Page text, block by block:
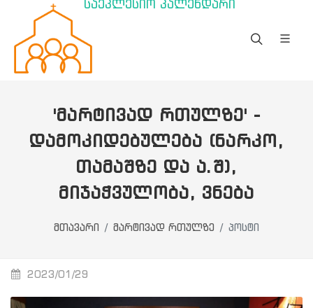
საეკლესიო კალენდარი
'ᲛᲐᲠᲢᲘᲕᲐᲓ ᲠᲗᲣᲚᲖᲔ' -
ᲓᲐᲛᲝᲙᲘᲓᲔᲑᲣᲚᲔᲑᲐ (ᲜᲐᲠᲙᲝ,
ᲗᲐᲛᲐᲨᲖᲔ ᲓᲐ Ა.Შ),
ᲛᲘᲯᲐᲭᲕᲣᲚᲝᲑᲐ, ᲕᲜᲔᲑᲐ
მთავარი მარტივად რთულზე პოსტი
2023/01/29